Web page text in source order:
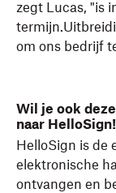
zegt Lucas, "is
om ons bedrijf
Wil je ook
naar HelloSign!
HelloSign is de
elektronische
ontvangen en